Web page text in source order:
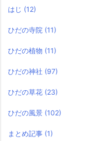
はじ (12)
ひだの寺院 (11)
ひだの植物 (11)
ひだの神社 (97)
ひだの草花 (23)
ひだの風景 (102)
まとめ記事 (1)